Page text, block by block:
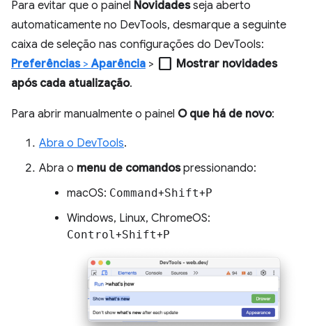
Para evitar que o painel Novidadesseja aberto
automaticamente no DevTools, desmarque a seguinte
caixa de seleção nas configurações do DevTools:
Preferências>Aparência > check_box_outline_blank Mostrar novidades
após cada atualização.
Para abrir manualmente o painel O que há de novo:
Abra o DevTools.
Abra o menu de comandospressionando:
macOS: Command+Shift+P
Windows, Linux, ChromeOS:
Control +Shift+P